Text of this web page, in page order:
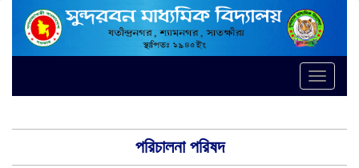
Toggle
পরিচালনা পরিষদ